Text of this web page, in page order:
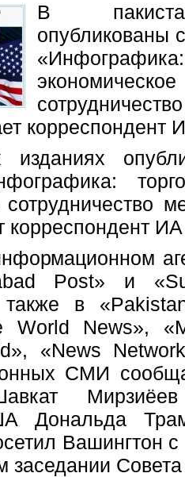
В
опубликованы
корреспондент
изданиях
сотрудничество
Post» и
в
World News»,
«News
СМИ
Дональда
Вашингтон
заседании